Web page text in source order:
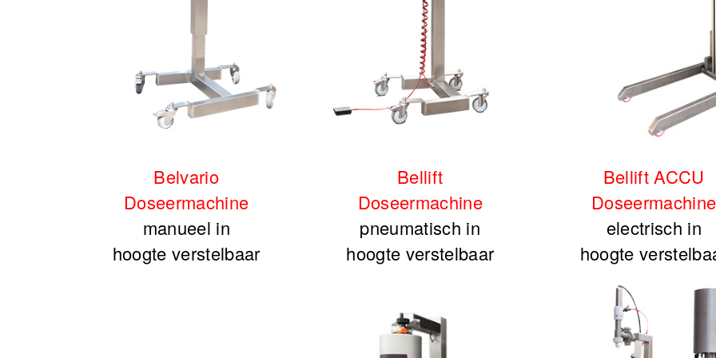
Belvario
Doseermachine
manueel in
hoogte verstelbaar
Bellift
Doseermachine
pneumatisch in
hoogte verstelbaar
Bellift ACCU
Doseermachine
electrisch in
hoogte